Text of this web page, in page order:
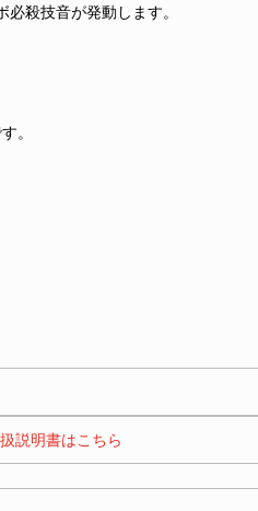
殺技音が発動します。
。
説明書はこちら